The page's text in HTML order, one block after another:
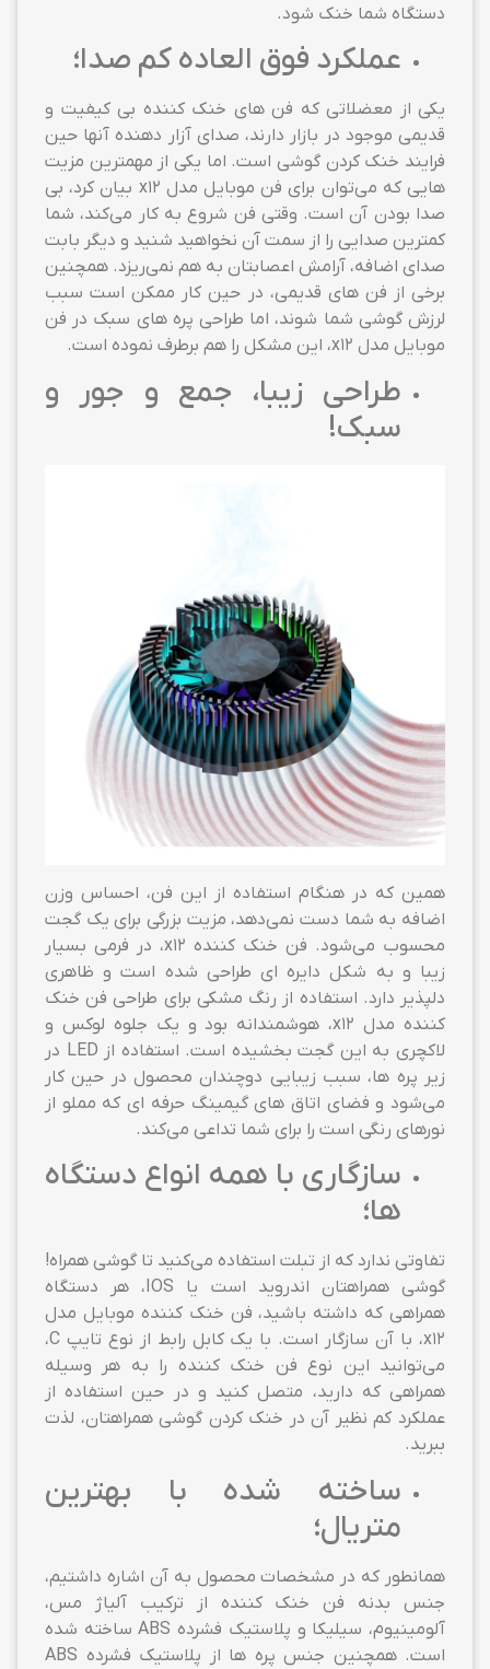
دستگاه شما خنک شود.
عملکرد فوق العاده کم صدا؛
یکی از معضلاتی که فن های خنک کننده بی کیفیت و
قدیمی موجود در بازار دارند، صدای آزار دهنده آنها حین
فرایند خنک کردن گوشی است. اما یکی از مهمترین مزیت
هایی که می‌توان برای فن موبایل مدل x12 بیان کرد، بی
صدا بودن آن است. وقتی فن شروع به کار می‌کند، شما
کمترین صدایی را از سمت آن نخواهید شنید و دیگر بابت
صدای اضافه، آرامش اعصابتان به هم نمی‌ریزد. همچنین
برخی از فن های قدیمی، در حین کار ممکن است سبب
لرزش گوشی شما شوند، اما طراحی پره های سبک در فن
موبایل مدل x12، این مشکل را هم برطرف نموده است.
طراحی زیبا، جمع و جور و
سبک!
همین که در هنگام استفاده از این فن، احساس وزن
اضافه به شما دست نمی‌دهد، مزیت بزرگی برای یک گجت
محسوب می‌شود. فن خنک کننده x12، در فرمی بسیار
زیبا و به شکل دایره ای طراحی شده است و ظاهری
دلپذیر دارد. استفاده از رنگ مشکی برای طراحی فن خنک
کننده مدل x12، هوشمندانه بود و یک جلوه لوکس و
لاکچری به این گجت بخشیده است. استفاده از LED در
زیر پره ها، سبب زیبایی دوچندان محصول در حین کار
می‌شود و فضای اتاق های گیمینگ حرفه ای که مملو از
نورهای رنگی است را برای شما تداعی می‌کند.
سازگاری با همه انواع دستگاه
ها؛
تفاوتی ندارد که از تبلت استفاده می‌کنید تا گوشی همراه!
گوشی همراهتان اندروید است یا IOS، هر دستگاه
همراهی که داشته باشید، فن خنک کننده موبایل مدل
x12، با آن سازگار است. با یک کابل رابط از نوع تایپ C،
می‌توانید این نوع فن خنک کننده را به هر وسیله
همراهی که دارید، متصل کنید و در حین استفاده از
عملکرد کم نظیر آن در خنک کردن گوشی همراهتان، لذت
ببرید.
ساخته شده با بهترین
متریال؛
همانطور که در مشخصات محصول به آن اشاره داشتیم،
جنس بدنه فن خنک کننده از ترکیب آلیاژ مس،
آلومینیوم، سیلیکا و پلاستیک فشرده ABS ساخته شده
است. همچنین جنس پره ها از پلاستیک فشرده ABS